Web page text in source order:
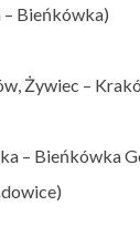
– Bieńkówka)
Żywiec –
– Bieńkówka